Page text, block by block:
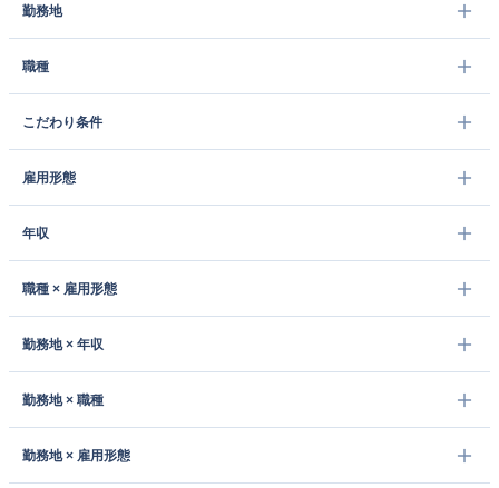
勤務地
職種
こだわり条件
雇用形態
年収
職種 × 雇用形態
勤務地 × 年収
勤務地 × 職種
勤務地 × 雇用形態